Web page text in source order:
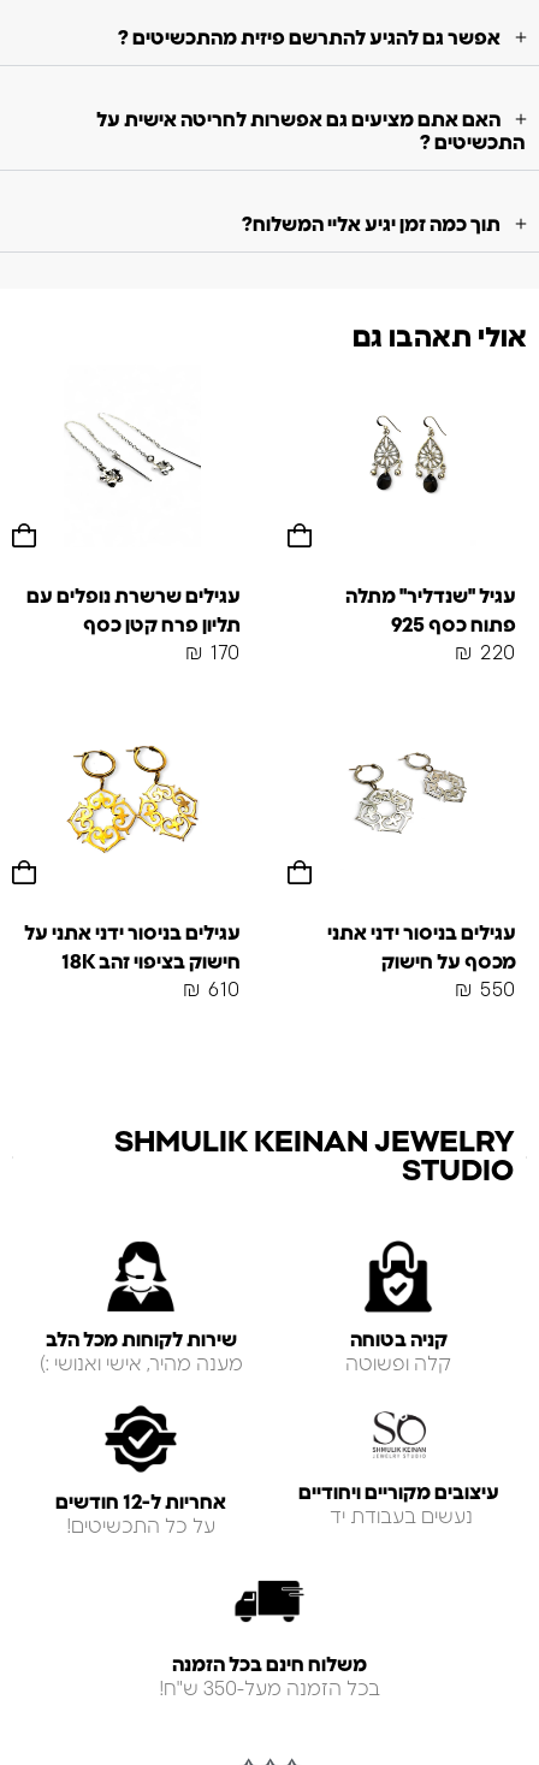
אפשר גם להגיע להתרשם פיזית מהתכשיטים ?
האם אתם מציעים גם אפשרות לחריטה אישית על
התכשיטים ?
תוך כמה זמן יגיע אליי המשלוח?
אולי תאהבו גם
עגיל "שנדליר" מתלה
פתוח כסף 925
₪ 220
עגילים שרשרת נופלים עם
תליון פרח קטן כסף
₪ 170
עגילים בניסור ידני אתני
מכסף על חישוק
₪ 550
עגילים בניסור ידני אתני על
חישוק בציפוי זהב 18K
₪ 610
SHMULIK KEINAN JEWELRY
STUDIO
קניה בטוחה
קלה ופשוטה
שירות לקוחות מכל הלב
מענה מהיר, אישי ואנושי :)
עיצובים מקוריים ויחודיים
נעשים בעבודת יד
אחריות ל-12 חודשים
על כל התכשיטים!
משלוח חינם בכל הזמנה
בכל הזמנה מעל-350 ש"ח!